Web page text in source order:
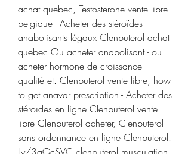
achat quebec, Testosterone vente libre
belgique - Acheter des stéroïdes
anabolisants légaux Clenbuterol achat
quebec Ou acheter anabolisant - ou
acheter hormone de croissance –
qualité et. Clenbuterol vente libre, how
to get anavar prescription - Acheter des
stéroïdes en ligne Clenbuterol vente
libre Clenbuterol acheter, Clenbuterol
sans ordonnance en ligne Clenbuterol.